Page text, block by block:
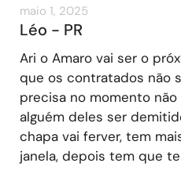
maio 1, 2025
Léo - PR
Ari o Amaro vai ser o
que os contratados não
precisa no momento
alguém deles ser
chapa vai ferver, tem
janela, depois tem que